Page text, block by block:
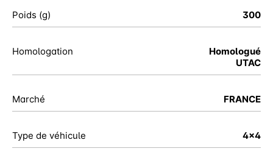
Poids (g) 300
Homologation
Homologué
UTAC
Marché FRANCE
Type de véhicule 4x4